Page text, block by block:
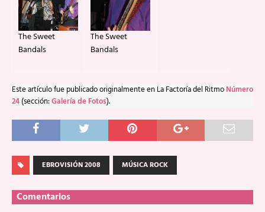
The Sweet
Bandals
The Sweet
Bandals
Este artículo fue publicado originalmente en La Factoría del Ritmo Número
24 (sección:Galería de Fotos).
EBROVISIÓN 2008 MÚSICA ROCK
Comentarios